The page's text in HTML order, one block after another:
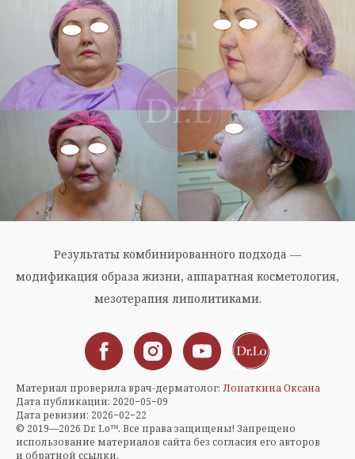
Результаты комбинированного подхода —
модификация образа жизни, аппаратная косметология,
мезотерапия липолитиками.
Материал проверила врач-дерматолог: Лопаткина Оксана
Дата публикации: 2020−05−09
Дата ревизии: 2026−02−22
© 2019—2026 Dr. Lo™. Все права защищены! Запрещено
использование материалов сайта без согласия его авторов
и обратной ссылки.